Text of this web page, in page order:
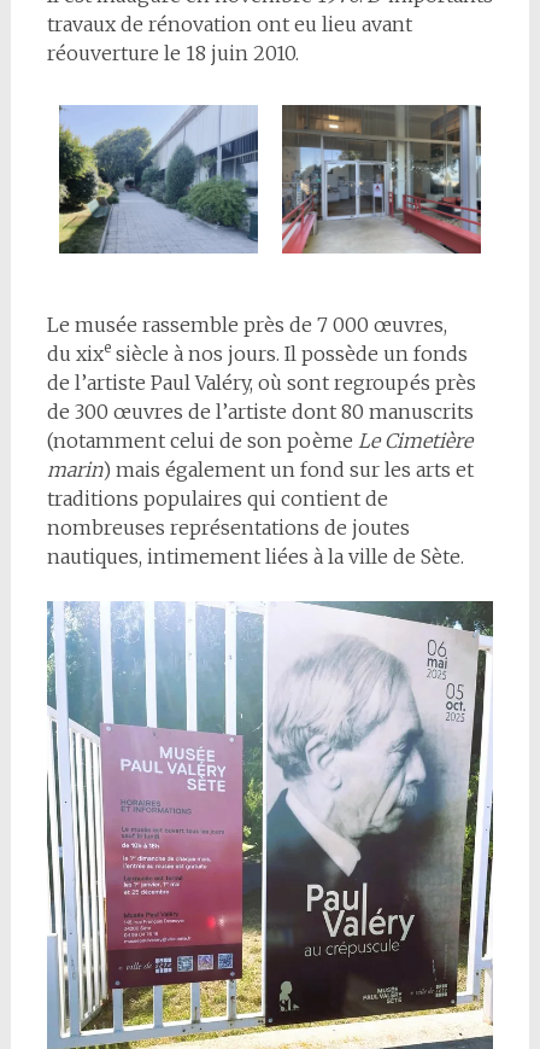
travaux de rénovation ont eu lieu avant
réouverture le 18 juin 2010.
Le musée rassemble près de 7 000 œuvres,
du xixesiècle à nos jours. Il possède un fonds
de l’artiste Paul Valéry, où sont regroupés près
de 300 œuvres de l’artiste dont 80 manuscrits
(notamment celui de son poème Le Cimetière
marin) mais également un fond sur les arts et
traditions populaires qui contient de
nombreuses représentations de joutes
nautiques, intimement liées à la ville de Sète.